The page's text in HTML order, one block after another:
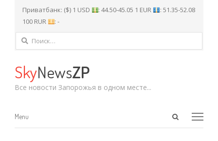
Приватбанк: ($) 1 USD : 44.50-45.05 1 EUR
: 51.35-52.08
100 RUR
: -
Найти:
SkyNewsZP
Все новости Запорожья в одном месте...
Open
Menu
Menu